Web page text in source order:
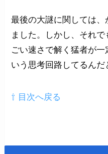
最後の大謎に関しては
ました。しかし、それ
ごい速さで解く猛者が
いう思考回路してるんだ
⇧ 目次へ戻る